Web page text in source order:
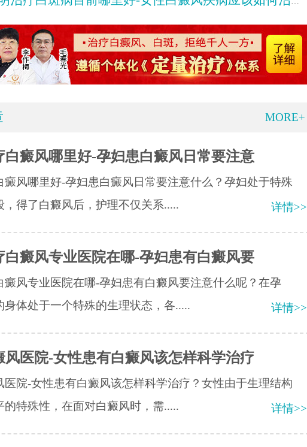
MORE+
白癜风哪里好-孕妇患白癜风日常要注意
癜风哪里好-孕妇患白癜风日常要注意什么？孕妇处于特殊
，得了白癜风后，护理不仅关系.....
详情>>
白癜风专业医院在哪-孕妇患有白癜风要
癜风专业医院在哪-孕妇患有白癜风要注意什么呢？在孕
身体处于一个特殊的生理状态，各.....
详情>>
风医院-女性患有白癜风该怎样科学治疗
医院-女性患有白癜风该怎样科学治疗？女性由于生理结构
的特殊性，在面对白癜风时，需.....
详情>>